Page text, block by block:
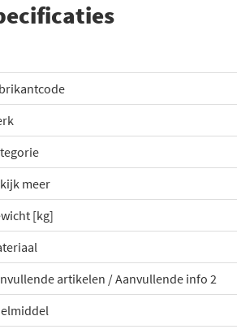
meer
[kg]
artikelen / Aanvullende info 2